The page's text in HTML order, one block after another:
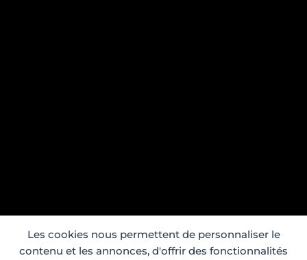
Les cookies nous permettent de personnaliser le
contenu et les annonces, d'offrir des fonctionnalités